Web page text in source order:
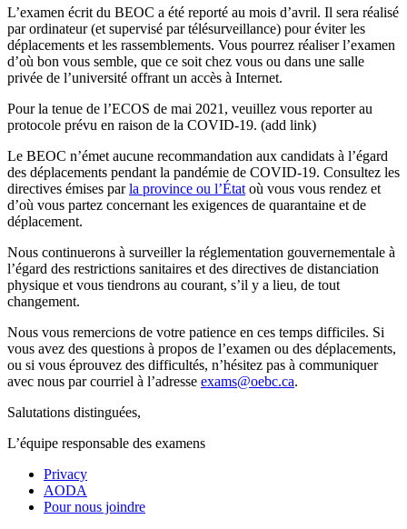
L’examen écrit du BEOC a été reporté au mois d’avril. Il sera réalisé
par ordinateur (et supervisé par télésurveillance) pour éviter les
déplacements et les rassemblements. Vous pourrez réaliser l’examen
d’où bon vous semble, que ce soit chez vous ou dans une salle
privée de l’université offrant un accès à Internet.
Pour la tenue de l’ECOS de mai 2021, veuillez vous reporter au
protocole prévu en raison de la COVID-19. (add link)
Le BEOC n’émet aucune recommandation aux candidats à l’égard
des déplacements pendant la pandémie de COVID-19. Consultez les
directives émises parla province ou l’État où vous vous rendez et
d’où vous partez concernant les exigences de quarantaine et de
déplacement.
Nous continuerons à surveiller la réglementation gouvernementale à
l’égard des restrictions sanitaires et des directives de distanciation
physique et vous tiendrons au courant, s’il y a lieu, de tout
changement.
Nous vous remercions de votre patience en ces temps difficiles. Si
vous avez des questions à propos de l’examen ou des déplacements,
ou si vous éprouvez des difficultés, n’hésitez pas à communiquer
avec nous par courriel à l’adresse exams@oebc.ca.
Salutations distinguées,
L’équipe responsable des examens
Privacy
AODA
Pour nous joindre